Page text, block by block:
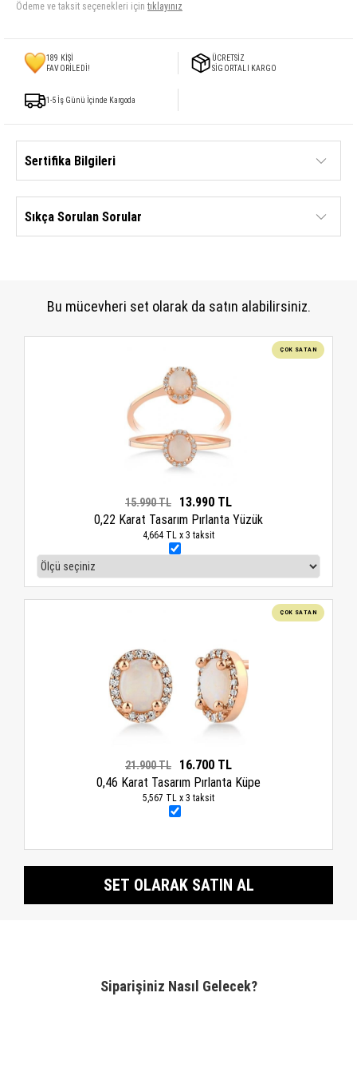
Ödeme ve taksit seçenekleri için tıklayınız
189 KİŞİ
FAVORİLEDİ!
ÜCRETSİZ
SİGORTALI KARGO
1-5 İş Günü İçinde Kargoda
Sertifika Bilgileri
Sıkça Sorulan Sorular
Bu mücevheri set olarak da satın alabilirsiniz.
ÇOK SATAN
15.990 TL
13.990 TL
0,22 Karat Tasarım Pırlanta Yüzük
4,664 TL x 3 taksit
ÇOK SATAN
21.900 TL
16.700 TL
0,46 Karat Tasarım Pırlanta Küpe
5,567 TL x 3 taksit
SET OLARAK SATIN AL
Siparişiniz Nasıl Gelecek?